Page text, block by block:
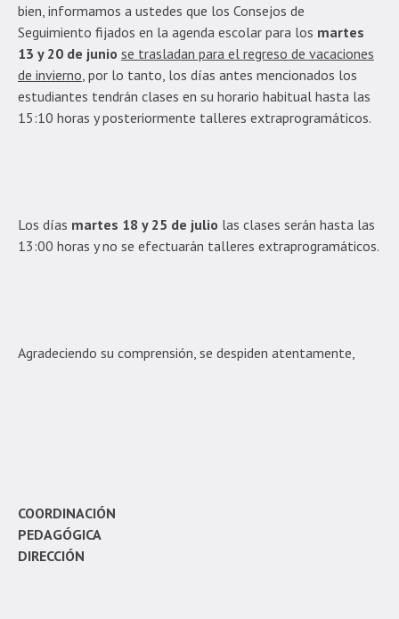
bien, informamos a ustedes que los Consejos de
Seguimiento fijados en la agenda escolar para los martes
13 y 20 de junio se trasladan para el regreso de vacaciones
de invierno , por lo tanto, los días antes mencionados los
estudiantes tendrán clases en su horario habitual hasta las
15:10 horas y posteriormente talleres extraprogramáticos.
Los días martes 18 y 25 de julio las clases serán hasta las
13:00 horas y no se efectuarán talleres extraprogramáticos.
Agradeciendo su comprensión, se despiden atentamente,
COORDINACIÓN
PEDAGÓGICA
DIRECCIÓN